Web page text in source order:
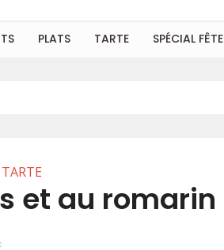
PLATS TARTE SPÉCIAL FÊTE
TARTE
et au romarin